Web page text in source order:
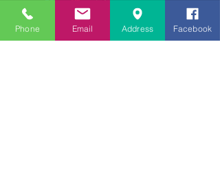
Phone Email Address Facebook